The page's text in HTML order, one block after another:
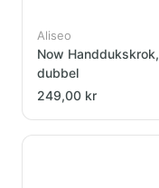
Aliseo
Now Handdukskrok,
dubbel
249,00 kr